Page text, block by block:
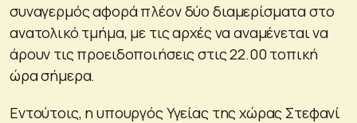
συναγερμός αφορά πλέον δύο διαμερίσματα στο
ανατολικό τμήμα, με τις αρχές να αναμένεται να
άρουν τις προειδοποιήσεις στις 22.00 τοπική
ώρα σήμερα.
Εντούτοις, η υπουργός Υγείας της χώρας Στεφανί